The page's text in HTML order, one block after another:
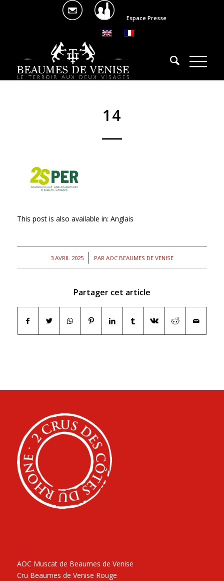
Espace Presse
14
This post is also available in: Anglais
3 AVRIL 2025
/ PAR AOC BEAUMES DE VENISE
Partager cet article
AOC Muscat de Beaumes de Venise
Cru Beaumes de Venise Rouge